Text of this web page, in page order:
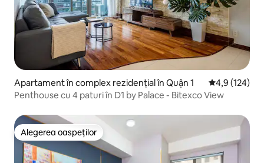
Apartament în complex rezidențial în Quận 1 Scor mediu
4,9 (124)
Penthouse cu 4 paturi în D1 by Palace - Bitexco View
Alegerea oaspeților
Alegerea oaspeților